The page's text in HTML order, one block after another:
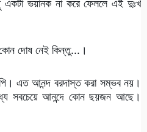
একটা ভয়ানক না করে ফেললে এই দুঃখ
দোষ নেই কিন্তু...।
এত আনন্দ বরদাস্ত করা সম্ভব নয়।
সবচেয়ে আনন্দে কোন ছয়জন আছে।